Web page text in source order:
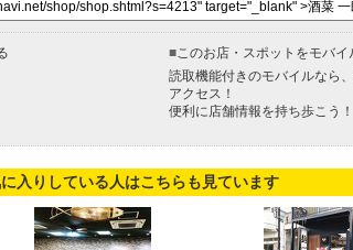
■ このお店・スポットをモバイ
読取機能付きのモバイルなら
アクセス！
便利に店舗情報を持ち歩こう！
入りしている人はこちらも見ています